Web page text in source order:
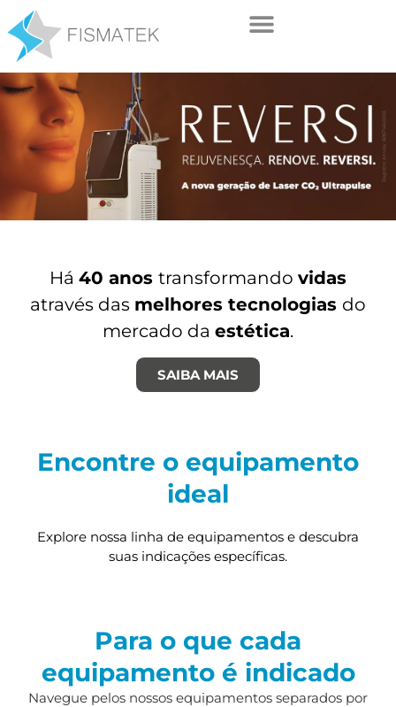
Há 40 anos transformando vidas
através das melhores tecnologias do
mercado da estética.
SAIBA MAIS
Encontre o equipamento
ideal
Explore nossa linha de equipamentos e descubra
suas indicações específicas.
Para o que cada
equipamento é indicado
Navegue pelos nossos equipamentos separados por